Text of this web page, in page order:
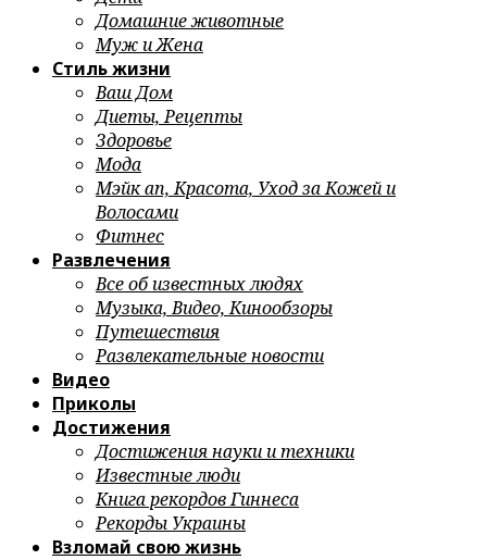
Домашние животные
Муж и Жена
Стиль жизни
Ваш Дом
Диеты, Рецепты
Здоровье
Мода
Мэйк ап, Красота, Уход за Кожей и
Волосами
Фитнес
Развлечения
Все об известных людях
Музыка, Видео, Кинообзоры
Путешествия
Развлекательные новости
Видео
Приколы
Достижения
Достижения науки и техники
Известные люди
Книга рекордов Гиннеса
Рекорды Украины
Взломай свою жизнь